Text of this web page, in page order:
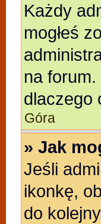
Każdy
mogłeś
na
dlaczego
Góra
» Jak
Jeśli
ikonkę,
do